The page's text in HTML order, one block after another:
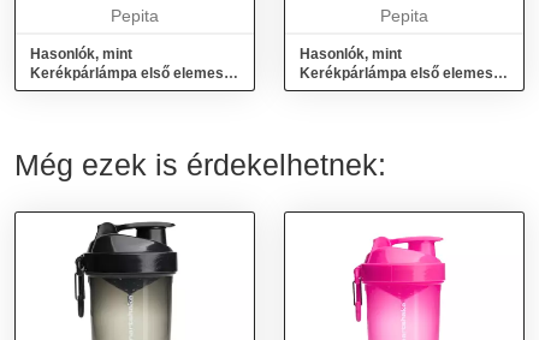
Pepita
Hasonlók, mint
Kerékpárlámpa első elemes
55132230
Pepita
Hasonlók, mint
Kerékpárlámpa első elemes
9LED 55102201
Még ezek is érdekelhetnek: